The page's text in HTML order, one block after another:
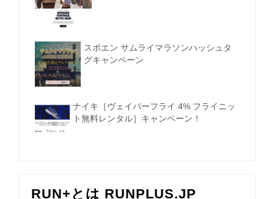
スポエン サムライマラソンハッシュタ
グキャンペーン
ナイキ［ヴェイパーフライ 4% フライニッ
ト無料レンタル］キャンペーン！
RUN+とは RUNPLUS.JP